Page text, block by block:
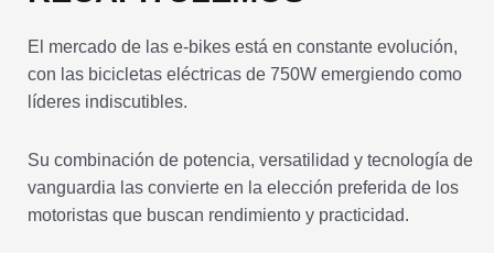
El mercado de las e-bikes está en constante evolución,
con las bicicletas eléctricas de 750W emergiendo como
líderes indiscutibles.
Su combinación de potencia, versatilidad y tecnología de
vanguardia las convierte en la elección preferida de los
motoristas que buscan rendimiento y practicidad.